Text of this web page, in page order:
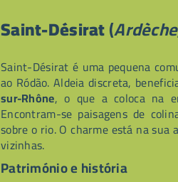
Saint-Désirat(
Saint-Désirat é uma pequena
ao Ródão. Aldeia discreta,
sur-Rhône, o que a coloca na
Encontram-se paisagens de
sobre o rio. O charme está na
vizinhas.
Património e história